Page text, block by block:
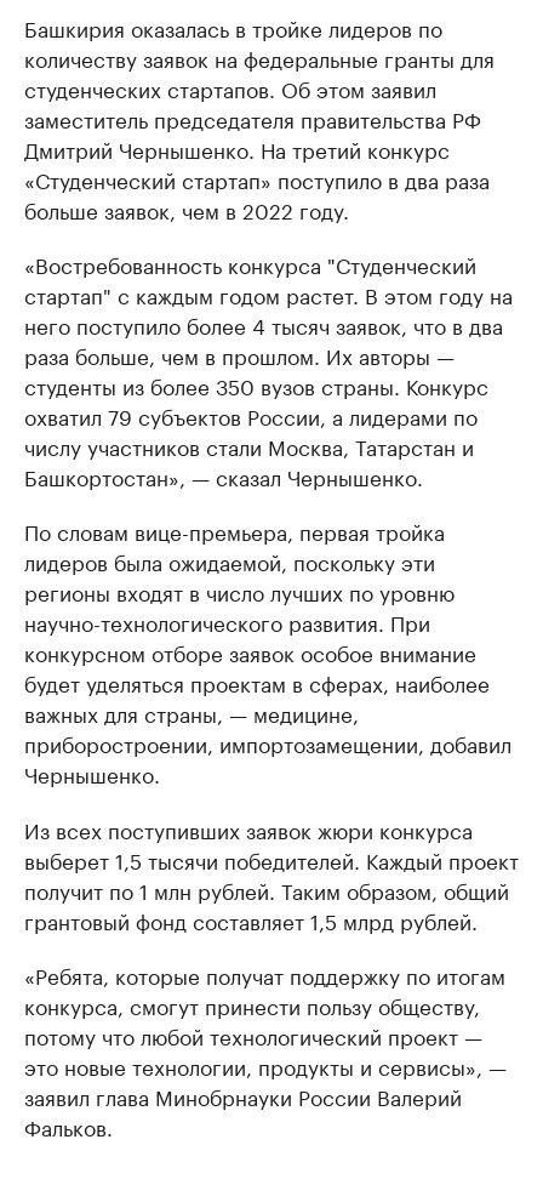
Башкирия оказалась в тройке лидеров по
количеству заявок на федеральные гранты для
студенческих стартапов. Об этом заявил
заместитель председателя правительства РФ
Дмитрий Чернышенко. На третий конкурс
«Студенческий стартап» поступило в два раза
больше заявок, чем в 2022 году.
«Востребованность конкурса "Студенческий
стартап" с каждым годом растет. В этом году на
него поступило более 4 тысяч заявок, что в два
раза больше, чем в прошлом. Их авторы —
студенты из более 350 вузов страны. Конкурс
охватил 79 субъектов России, а лидерами по
числу участников стали Москва, Татарстан и
Башкортостан», — сказал Чернышенко.
По словам вице-премьера, первая тройка
лидеров была ожидаемой, поскольку эти
регионы входят в число лучших по уровню
научно-технологического развития. При
конкурсном отборе заявок особое внимание
будет уделяться проектам в сферах, наиболее
важных для страны, — медицине,
приборостроении, импортозамещении, добавил
Чернышенко.
Из всех поступивших заявок жюри конкурса
выберет 1,5 тысячи победителей. Каждый проект
получит по 1 млн рублей. Таким образом, общий
грантовый фонд составляет 1,5 млрд рублей.
«Ребята, которые получат поддержку по итогам
конкурса, смогут принести пользу обществу,
потому что любой технологический проект —
это новые технологии, продукты и сервисы», —
заявил глава Минобрнауки России Валерий
Фальков.